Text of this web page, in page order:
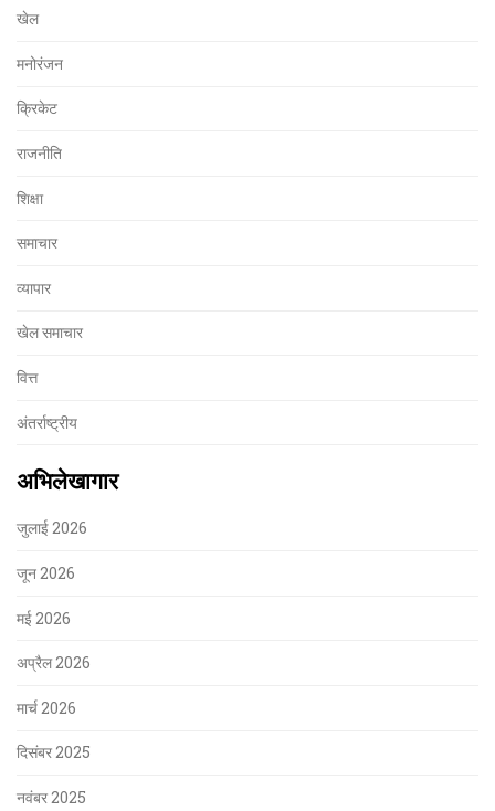
खेल
मनोरंजन
क्रिकेट
राजनीति
शिक्षा
समाचार
व्यापार
खेल समाचार
वित्त
अंतर्राष्ट्रीय
अभिलेखागार
जुलाई 2026
जून 2026
मई 2026
अप्रैल 2026
मार्च 2026
दिसंबर 2025
नवंबर 2025